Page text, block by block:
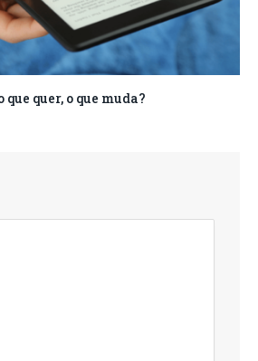
que quer, o que muda?